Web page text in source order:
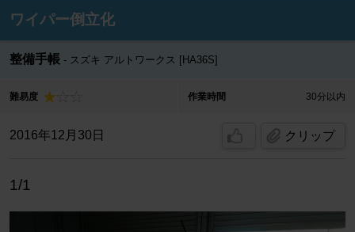
ワイパー倒立化
整備手帳 スズキ アルトワークス [HA36S]
難易度 作業時間 30分以内
2016年12月30日 クリップ
1/1